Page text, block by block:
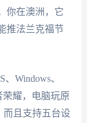
你在澳洲，它
推法兰克福节
Windows、
耀，电脑玩原
而且支持五台设